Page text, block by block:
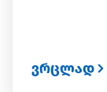
ვრცლად